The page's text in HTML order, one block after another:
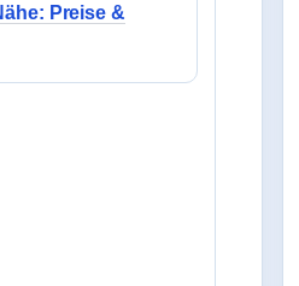
Preise &